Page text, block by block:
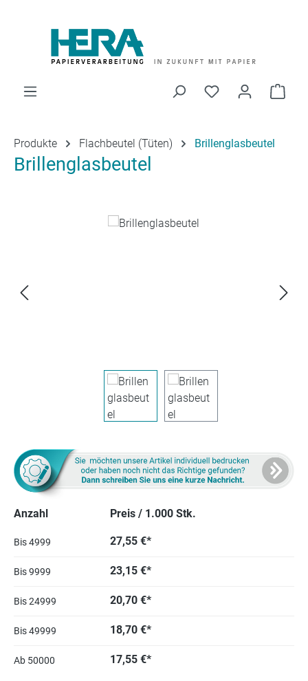
Du hast 0
Produkte Flachbeutel (Tüten) Brillenglasbeutel
Brillenglasbeutel
Bildergalerie überspringen
Anzahl Preis / 1.000 Stk.
Bis4999 27,55 €*
Bis9999 23,15 €*
Bis24999 20,70 €*
Bis49999 18,70 €*
Ab 50000 17,55 €*